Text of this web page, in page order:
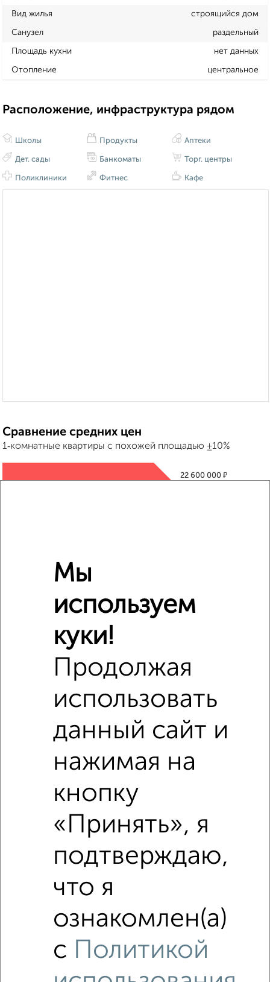
Вид жилья строящийся дом
Санузел раздельный
Площадь кухни нет данных
Отопление центральное
Расположение, инфраструктура рядом
Школы
Дет. сады
Поликлиники
Продукты
Банкоматы
Фитнес
Аптеки
Торг. центры
Кафе
Сравнение средних цен
1‑комнатные квартиры с похожей площадью ±10%
22 600 000 ₽
Средняя цена район
Средняя цена по городу
Похожие предложения рядом
Рядом, с меньшей ценой
Недалеко от жилой комплекс Атлантида с ценой ниже
Мы
используем
куки!
Продолжая
использовать
данный сайт и
нажимая на
кнопку
«Принять», я
подтверждаю,
что я
ознакомлен(а)
с Политикой